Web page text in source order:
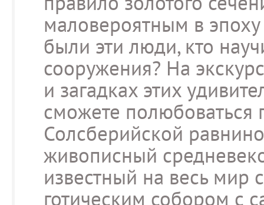
маловероятным в
были эти люди, кто
сооружения? На
и загадках этих
сможете полюбоваться
Солсберийской
живописный
известный на весь мир
готическим собором с